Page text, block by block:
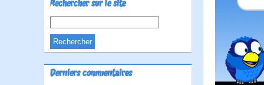
Rechercher sur le site
Derniers commentaires